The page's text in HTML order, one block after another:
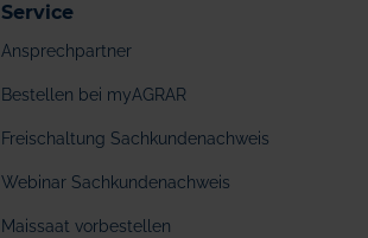
Service
Ansprechpartner
Bestellen bei myAGRAR
Freischaltung Sachkundenachweis
Webinar Sachkundenachweis
Maissaat vorbestellen